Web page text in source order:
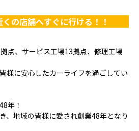
の店舗へすぐに行ける！！
点、サービス工場13拠点、修理工場
様に安心したカーライフを過ごしてい
年！
、地域の皆様に愛され創業48年となり